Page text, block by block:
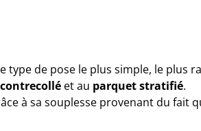
type de pose le plus simple, le plus
et au parquet stratifié.
à sa souplesse provenant du fait